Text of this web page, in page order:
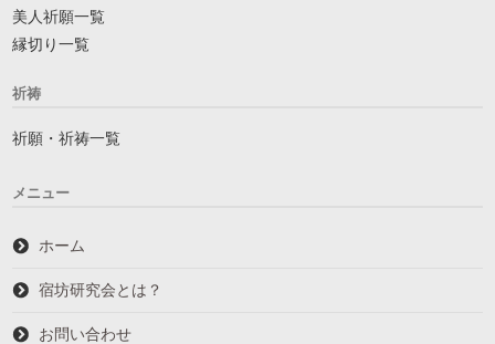
美人祈願一覧
縁切り一覧
祈祷
祈願・祈祷一覧
メニュー
ホーム
宿坊研究会とは？
お問い合わせ